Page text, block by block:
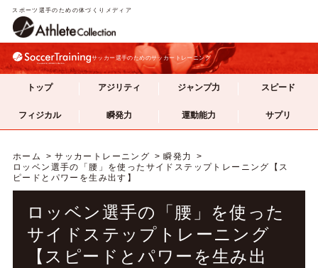
スポーツ選手のための体づくりメディア
サッカー選手のためのサッカートレーニング
トップ アジリティ ジャンプ力 スピード
フィジカル 瞬発力 運動能力 サプリ
ホーム サッカートレーニング
瞬発力
ロッベン選手の「腰」を使ったサイドステップトレーニング【ス
ピードとパワーを生み出す】
ロッベン選手の「腰」を使った
サイドステップトレーニング
【スピードとパワーを生み出